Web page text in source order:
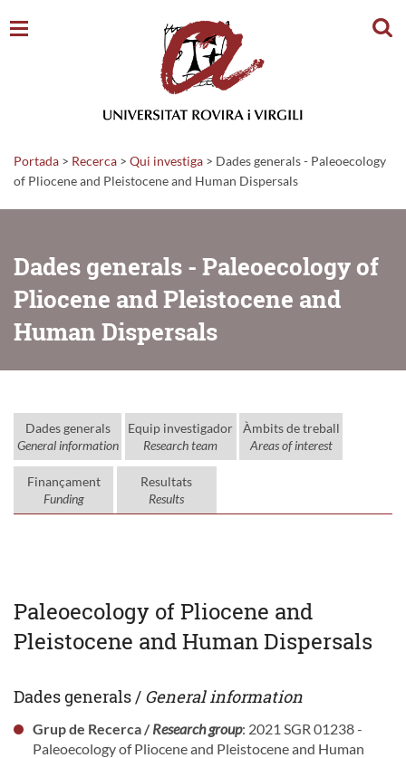
Portada > Recerca > Qui investiga > Dades generals - Paleoecology
of Pliocene and Pleistocene and Human Dispersals
Dades generals - Paleoecology of
Pliocene and Pleistocene and
Human Dispersals
Dades generals
General information
Equip investigador
Research team
Àmbits de treball
Areas of interest
Finançament
Funding
Resultats
Results
Paleoecology of Pliocene and
Pleistocene and Human Dispersals
Dades generals / General information
Grup de Recerca /Research group: 2021 SGR 01238 -
Paleoecology of Pliocene and Pleistocene and Human